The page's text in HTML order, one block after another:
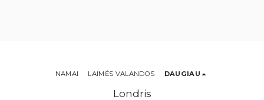
Londris
NAMAI LAIMĖS VALANDOS DAUGIAU